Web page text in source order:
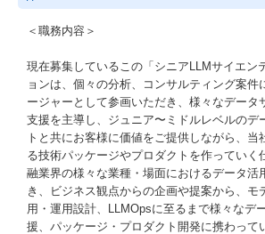
＜職務内容＞
現在募集しているこの「シニアLLMサイエン
ョンは、個々の分析、コンサルティング案件
ージャーとして参画いただき、様々なデータ
支援を主導し、ジュニア〜ミドルレベルのデ
トと共にお客様に価値をご提供しながら、当
る技術パッケージやプロダクトを作っていく
融業界の様々な業種・場面におけるデータ活
き、ビジネス観点からの企画や提案から、モ
用・運用設計、LLMOpsに至るまで様々なデ
援、パッケージ・プロダクト開発に携わって